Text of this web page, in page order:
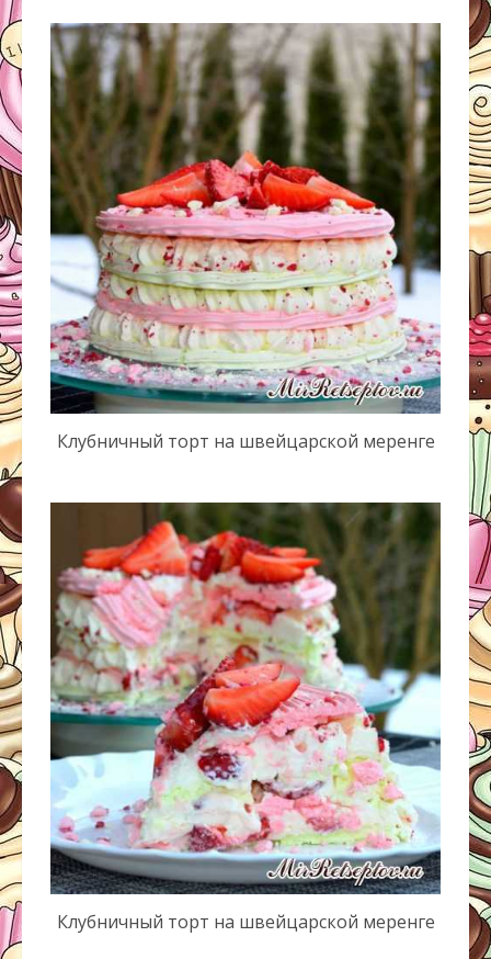
Клубничный торт на швейцарской меренге
Клубничный торт на швейцарской меренге